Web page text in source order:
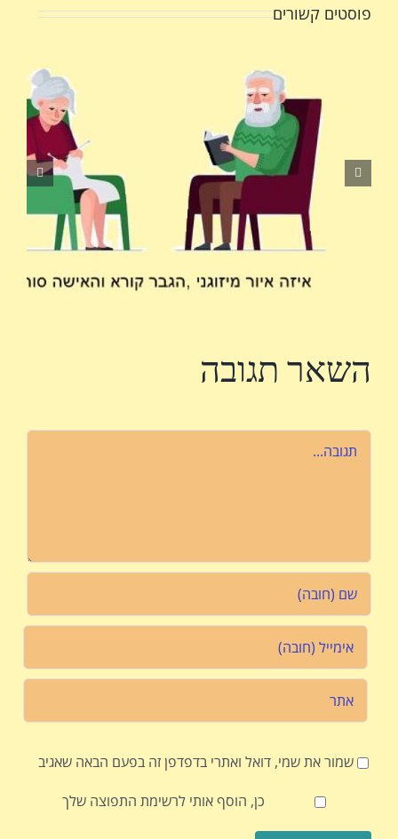
פוסטים קשורים
השאר תגובה
שמור את שמי, דואל ואתרי בדפדפן זה בפעם הבאה שאגיב
כן, הוסף אותי לרשימת התפוצה שלך